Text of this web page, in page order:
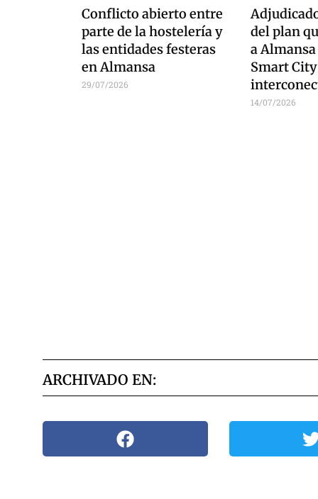
Conflicto abierto entre
parte de la hostelería y
las entidades festeras
en Almansa
29/07/2026
del plan
a
Smart City
14/07/2026
ARCHIVADO EN: